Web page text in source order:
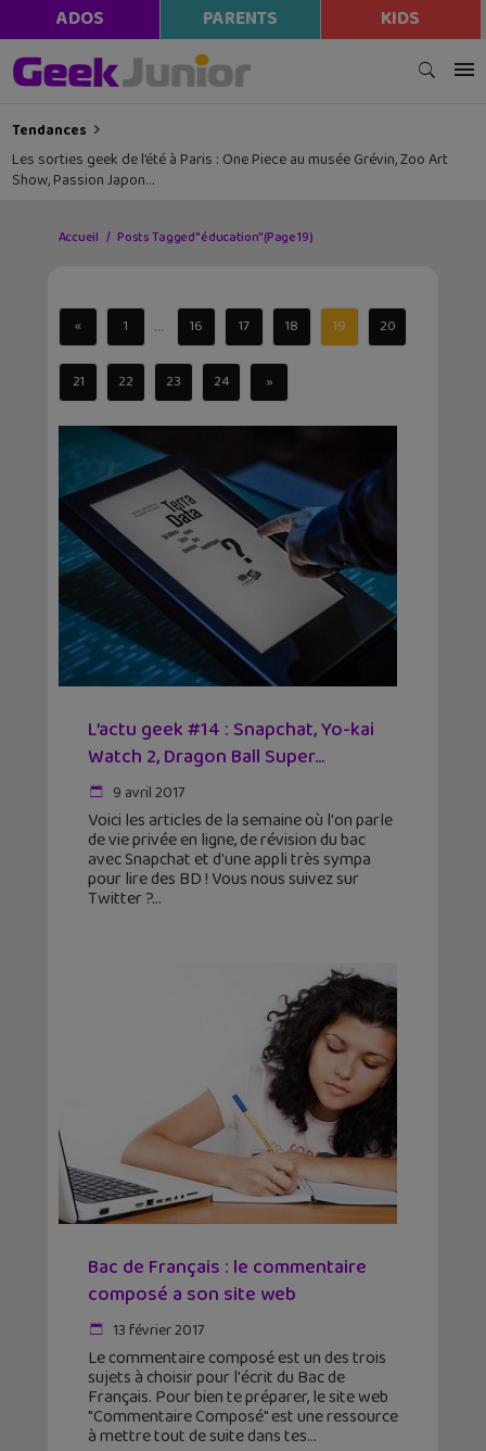
ADOS PARENTS KIDS
Tendances
Les sorties geek de l’été à Paris : One Piece au musée Grévin, Zoo Art
Show, Passion Japon…
Accueil Posts Tagged "éducation"(Page 19)
« 1 ... 16 17 18 19 20
21 22 23 24 »
L’actu geek #14 : Snapchat, Yo-kai
Watch 2, Dragon Ball Super…
9 avril 2017
Voici les articles de la semaine où l'on parle
de vie privée en ligne, de révision du bac
avec Snapchat et d'une appli très sympa
pour lire des BD ! Vous nous suivez sur
Twitter ?
Bac de Français : le commentaire
composé a son site web
13 février 2017
Le commentaire composé est un des trois
sujets à choisir pour l'écrit du Bac de
Français. Pour bien te préparer, le site web
"Commentaire Composé" est une ressource
à mettre tout de suite dans tes